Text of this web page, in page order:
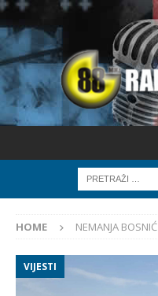
HOME NEMANJA BOSNIĆ
VIJESTI